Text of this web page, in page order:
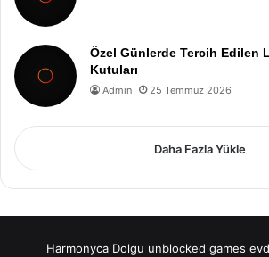
Özel Günlerde Tercih Edilen
Kutuları
Admin 25 Temmuz 2026
Daha Fazla Yükle
Harmonyca Dolgu unblocked games